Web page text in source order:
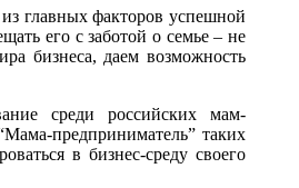
главных факторов успешной
его с заботой о семье – не
бизнеса, даем возможность
среди российских мам-
предприниматель” таких
в бизнес-среду своего